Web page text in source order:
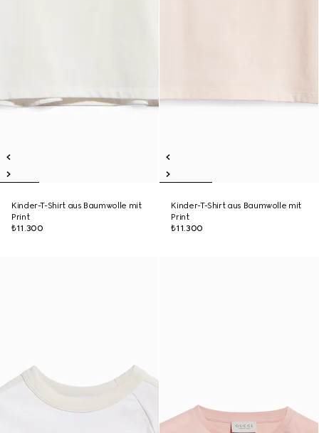
Kinder-T-Shirt aus Baumwolle mit
Print
₺11.300
Kinder-T-Shirt aus Baumwolle mit
Print
₺11.300